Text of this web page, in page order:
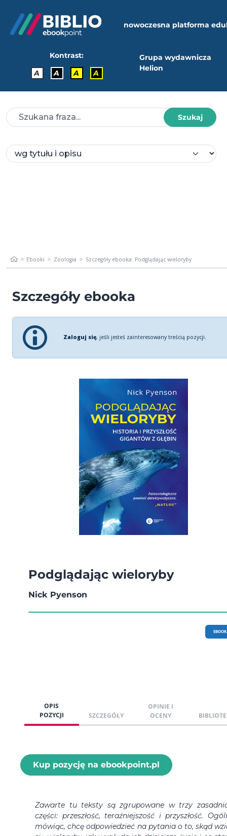
nowoczesna platforma
Kontrast:
A
A A A
Grupa wydawnicza
Helion
Szukaj
Ebooki Zoologia Szczegóły ebooka: Podglądając wieloryby
Szczegóły ebooka
Zaloguj się, jeśli jesteś zainteresowany treścią pozycji.
Podglądając wieloryby
Nick Pyenson
EBOOK
OPIS
POZYCJI
SZCZEGÓŁY
OPINIE I
OCENY
Kup pozycję na ebookpoint.pl
Zawarte tu teksty są zgrupowane w trzy
części: przeszłość, teraźniejszość i przyszłość.
mówiąc, chcę odpowiedzieć na pytania o to, skąd